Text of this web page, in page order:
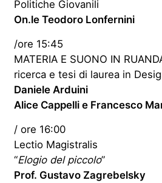
Politiche Giovanili
On.le Teodoro Lonfernini
/ore 15:45
MATERIA E SUONO IN
ricerca e tesi di laurea in
Daniele Arduini
Alice Cappelli e Francesco
/ ore 16:00
Lectio Magistralis
“Elogio del piccolo”
Prof. Gustavo Zagrebelsky